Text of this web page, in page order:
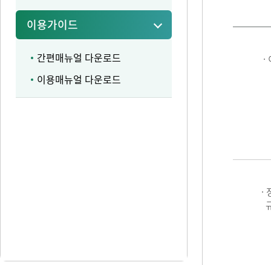
이용가이드
간편매뉴얼 다운로드
이용매뉴얼 다운로드
·
·